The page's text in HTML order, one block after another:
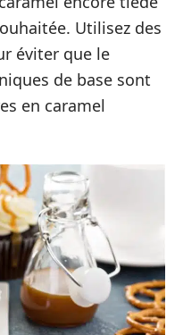
Utilisez des
éviter que le
de base sont
en caramel